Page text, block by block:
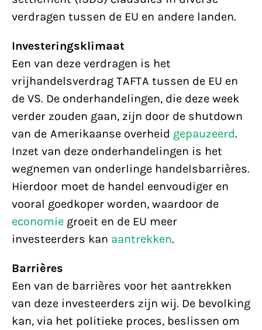
verdragen tussen de EU en andere landen.
Investeringsklimaat
Een van deze verdragen is het
vrijhandelsverdrag TAFTA tussen de EU en
de VS. De onderhandelingen, die deze week
verder zouden gaan, zijn door de shutdown
van de Amerikaanse overheid gepauzeerd.
Inzet van deze onderhandelingen is het
wegnemen van onderlinge handelsbarrières.
Hierdoor moet de handel eenvoudiger en
vooral goedkoper worden, waardoor de
economie groeit en de EU meer
investeerders kan aantrekken.
Barrières
Een van de barrières voor het aantrekken
van deze investeerders zijn wij. De bevolking
kan, via het politieke proces, beslissen om